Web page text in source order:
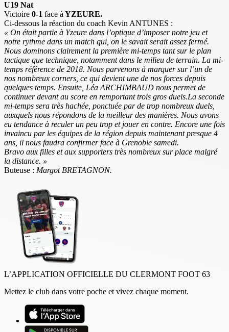
U19 Nat
Victoire 0-1 face à YZEURE.
Ci-dessous la réaction du coach Kevin ANTUNES :
« On était partie à Yzeure dans l’optique d’imposer notre jeu et
notre rythme dans un match qui, on le savait serait assez fermé.
Nous dominons clairement la première mi-temps tant sur le plan
tactique que technique, notamment dans le milieu de terrain. La mi-
temps référence de 2018. Nous parvenons à marquer sur l’un de
nos nombreux corners, ce qui devient une de nos forces depuis
quelques temps. Ensuite, Léa ARCHIMBAUD nous permet de
continuer devant au score en remportant trois gros duels.La seconde
mi-temps sera très hachée, ponctuée par de trop nombreux duels,
auxquels nous répondons de la meilleur des manières. Nous avons
eu tendance à reculer un peu trop et jouer en contre. Encore une fois
invaincu par les équipes de la région depuis maintenant presque 4
ans, il nous faudra confirmer face à Grenoble samedi.
Bravo aux filles et aux supporters très nombreux sur place malgré
la distance. »
Buteuse : Margot BRETAGNON.
L’APPLICATION OFFICIELLE DU CLERMONT FOOT 63
Mettez le club dans votre poche et vivez chaque moment.